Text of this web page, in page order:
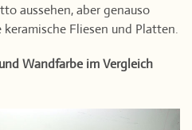
aussehen, aber genauso
Fliesen und Platten.
Wandfarbe im Vergleich